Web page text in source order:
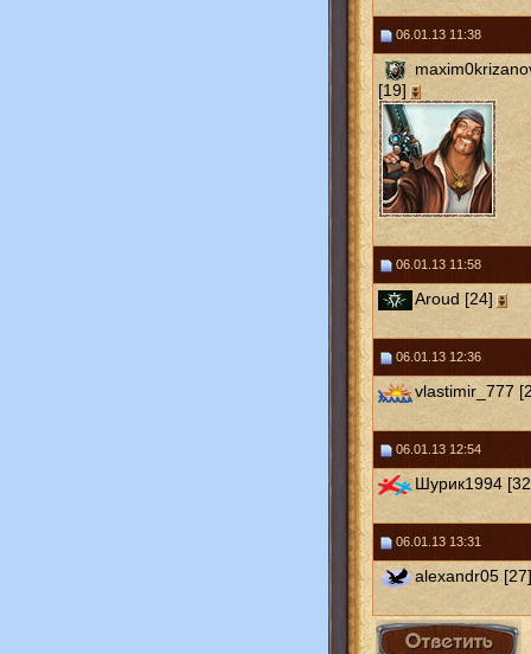
06.01.13 11:38
[19]
06.01.13 11:58
Aroud [24]
06.01.13 12:36
vlastimir_777
06.01.13 12:54
Шурик1994
06.01.13 13:31
alexandr05 [27]